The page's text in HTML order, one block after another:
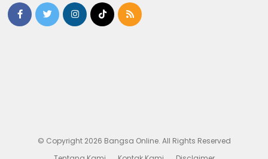
© Copyright 2026 Bangsa Online. All Rights Reserved